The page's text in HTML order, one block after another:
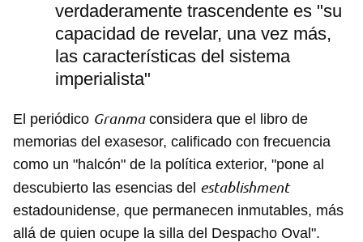
verdaderamente trascendente es "su
capacidad de revelar, una vez más,
las características del sistema
imperialista"
El periódico Granmaconsidera que el libro de
memorias del exasesor, calificado con frecuencia
como un "halcón" de la política exterior, "pone al
descubierto las esencias del establishment
estadounidense, que permanecen inmutables, más
allá de quien ocupe la silla del Despacho Oval".